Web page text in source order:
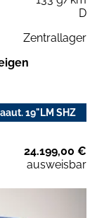
D
Zentrallager
19"LM SHZ
24.199,00 €
ausweisbar